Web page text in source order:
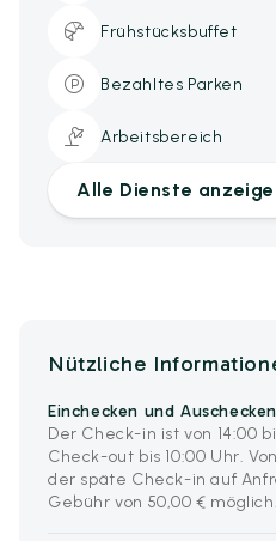
Frühstücksbuffet
Bezahltes Parken
Arbeitsbereich
Alle Dienste
Nützliche
Einchecken und Auschecken
Der Check-in ist von 14:00
Check-out bis 10:00 Uhr.
der späte Check-in auf
Gebühr von 50,00 € möglich.